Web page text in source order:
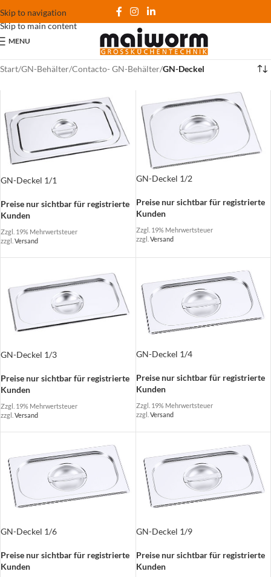
Skip to navigation
Skip to main content
MENU
Start/GN-Behälter/Contacto- GN-Behälter/GN-Deckel
GN-Deckel 1/1
Preise nur sichtbar für registrierte
Kunden
Zzgl. 19% Mehrwertsteuer
zzgl. Versand
GN-Deckel 1/2
Preise nur sichtbar für registrierte
Kunden
Zzgl. 19% Mehrwertsteuer
zzgl. Versand
GN-Deckel 1/3
Preise nur sichtbar für registrierte
Kunden
Zzgl. 19% Mehrwertsteuer
zzgl. Versand
GN-Deckel 1/4
Preise nur sichtbar für registrierte
Kunden
Zzgl. 19% Mehrwertsteuer
zzgl. Versand
GN-Deckel 1/6
Preise nur sichtbar für registrierte
Kunden
GN-Deckel 1/9
Preise nur sichtbar für registrierte
Kunden